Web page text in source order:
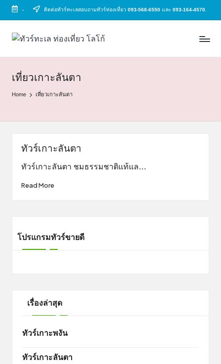
Skip
- ติดต่อทัวร์ทะเลสอบถามทัวร์ท่องเที่ยว093-568-6550 และ093-164-4570
ทั
ว
ร์
ท
เ
ล
ทัวร์
ถูก
|
ทะเล
สวย
ไทย
เที่ยวเกาะลันตา
Home เที่ยวเกาะลันตา
ทัวร์เกาะลันตา
ทัวร์เกาะลันตา ชมธรรมชาติแท้แล…
Read More
โปรแกรมทัวร์ขายดี
เรื่องล่าสุด
ทัวร์เกาะพงัน
ทัวร์เกาะลันตา